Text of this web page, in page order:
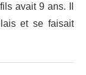
avait 9 ans. Il
et se faisait